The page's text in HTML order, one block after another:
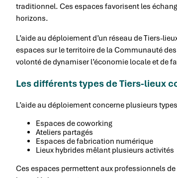
traditionnel. Ces espaces favorisent les
horizons.
L’aide au déploiement d’un réseau de Tiers-
espaces sur le territoire de la Communauté
volonté de dynamiser l’économie locale et de
Les différents types de Tiers-lieux
L’aide au déploiement concerne plusieurs
Espaces de coworking
Ateliers partagés
Espaces de fabrication numérique
Lieux hybrides mêlant plusieurs activités
Ces espaces permettent aux professionnels